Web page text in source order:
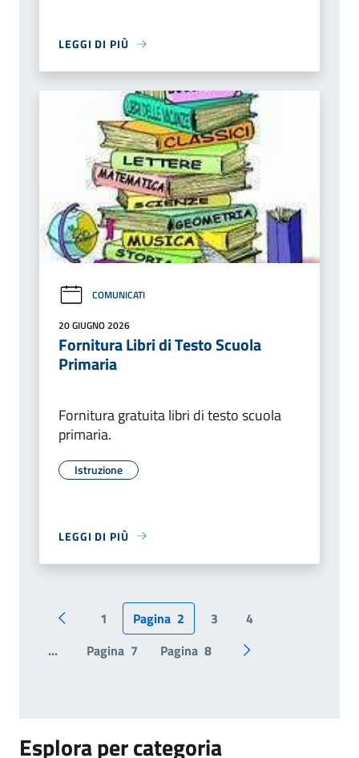
LEGGI DI PIÙ
COMUNICATI
20 GIUGNO 2026
Fornitura Libri di Testo Scuola
Primaria
Fornitura gratuita libri di testo scuola
primaria.
Istruzione
LEGGI DI PIÙ
Pagina precedente
1 Pagina 2 3
4
...
Pagina 7 Pagina 8 Pagina successiva
Esplora per categoria